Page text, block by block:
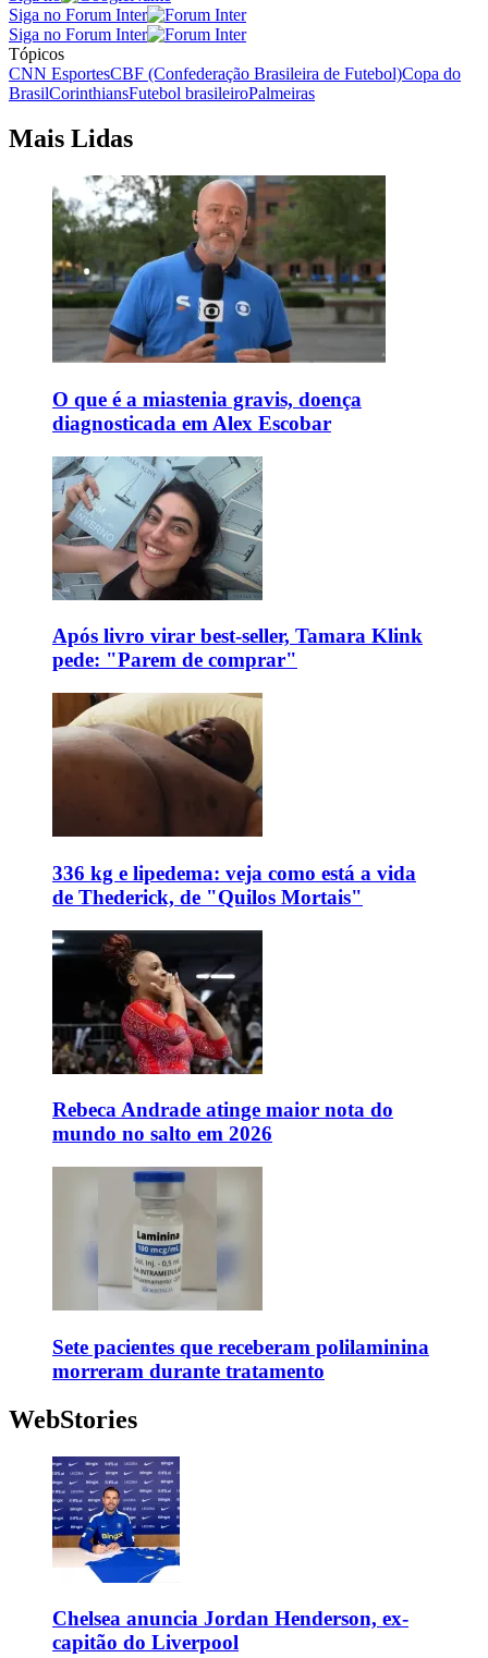
Siga no Forum Inter
Siga no Forum Inter
Tópicos
CNN EsportesCBF (Confederação Brasileira de Futebol)Copa do
BrasilCorinthiansFutebol brasileiroPalmeiras
Mais Lidas
O que é a miastenia gravis, doença
diagnosticada em Alex Escobar
Após livro virar best-seller, Tamara Klink
pede: "Parem de comprar"
336 kg e lipedema: veja como está a vida
de Thederick, de "Quilos Mortais"
Rebeca Andrade atinge maior nota do
mundo no salto em 2026
Sete pacientes que receberam polilaminina
morreram durante tratamento
WebStories
Chelsea anuncia Jordan Henderson, ex-
capitão do Liverpool